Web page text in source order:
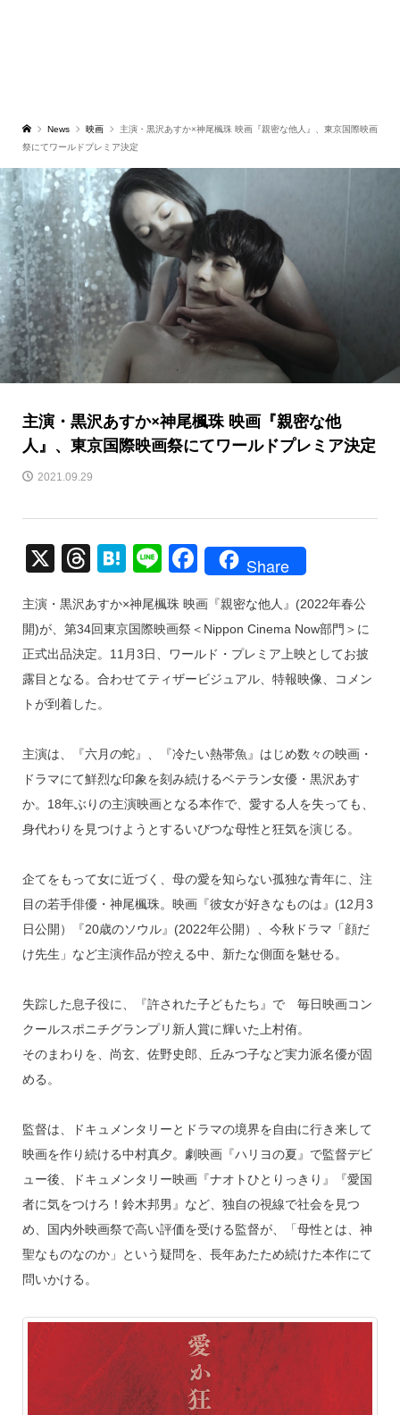
News 映画
主演・黒沢あすか×神尾楓珠 映画『親密な他人』、東京国際映画
祭にてワールドプレミア決定
主演・黒沢あすか×神尾楓珠 映画『親密な他
人』、東京国際映画祭にてワールドプレミア決定
2021.09.29
X
T
e
a
d
s
H
e
n
a
Li
e
F
c
e
b
k
Share
主演・黒沢あすか×神尾楓珠 映画『親密な他人』(2022年春公
開)が、第34回東京国際映画祭＜Nippon Cinema Now部門＞に
正式出品決定。11月3日、ワールド・プレミア上映としてお披
露目となる。合わせてティザービジュアル、特報映像、コメン
トが到着した。
主演は、『六月の蛇』、『冷たい熱帯魚』はじめ数々の映画・
ドラマにて鮮烈な印象を刻み続けるベテラン女優・黒沢あす
か。18年ぶりの主演映画となる本作で、愛する人を失っても、
身代わりを見つけようとするいびつな母性と狂気を演じる。
企てをもって女に近づく、母の愛を知らない孤独な青年に、注
目の若手俳優・神尾楓珠。映画『彼女が好きなものは』(12月3
日公開）『20歳のソウル』(2022年公開）、今秋ドラマ「顔だ
け先生」など主演作品が控える中、新たな側面を魅せる。
失踪した息子役に、『許された子どもたち』で 毎日映画コン
クールスポニチグランプリ新人賞に輝いた上村侑。
そのまわりを、尚玄、佐野史郎、丘みつ子など実力派名優が固
める。
監督は、ドキュメンタリーとドラマの境界を自由に行き来して
映画を作り続ける中村真夕。劇映画『ハリヨの夏』で監督デビ
ュー後、ドキュメンタリー映画『ナオトひとりっきり』『愛国
者に気をつけろ！鈴木邦男』など、独自の視線で社会を見つ
め、国内外映画祭で高い評価を受ける監督が、「母性とは、神
聖なものなのか」という疑問を、長年あたため続けた本作にて
問いかける。